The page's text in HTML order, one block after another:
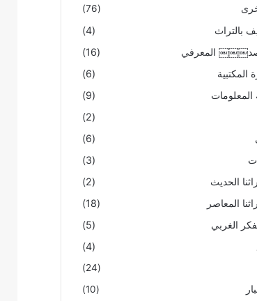
(76)
بالتراث
(4)
المعرفي
(16)
المكتبية
(6)
(9)
(2)
(6)
(3)
الحديث
(2)
المعاصر
(18)
الغربي
(5)
(4)
(24)
(10)